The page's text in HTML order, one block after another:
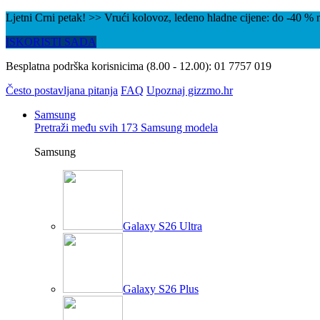
Ljetni Crni petak! >> Vrući kolovoz, ledeno hladne cijene: do -40 %
ISKORISTI SADA
Besplatna podrška korisnicima (8.00 - 12.00): 01 7757 019
Često postavljana pitanja FAQ Upoznaj gizzmo.hr
Samsung
Pretraži među svih 173 Samsung modela
Samsung
Galaxy S26 Ultra
Galaxy S26 Plus